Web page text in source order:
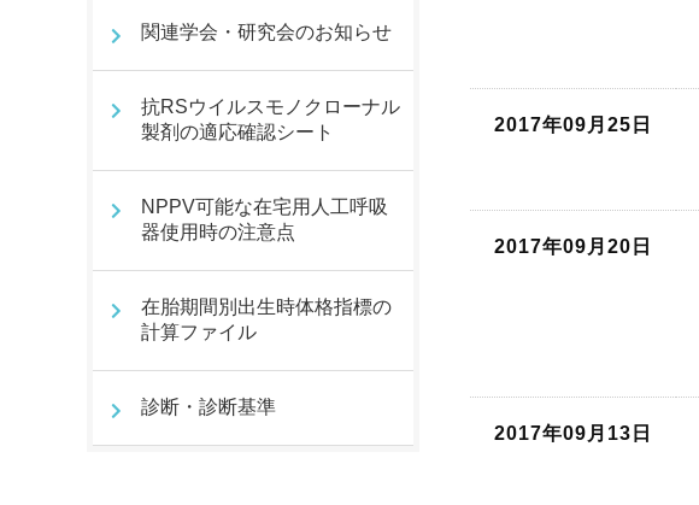
2017年09月25日
2017年09月20日
2017年09月13日
関連学会・研究会のお知らせ
抗RSウイルスモノクローナル
製剤の適応確認シート
NPPV可能な在宅用人工呼吸
器使用時の注意点
在胎期間別出生時体格指標の
計算ファイル
診断・診断基準